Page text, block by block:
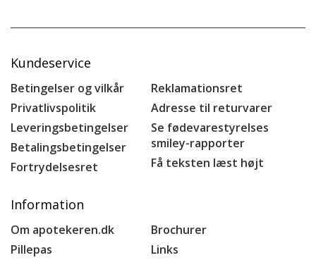
Kundeservice
Betingelser og vilkår
Privatlivspolitik
Leveringsbetingelser
Betalingsbetingelser
Fortrydelsesret
Reklamationsret
Adresse til returvarer
Se fødevarestyrelses
smiley-rapporter
Få teksten læst højt
Information
Om apotekeren.dk
Pillepas
Brochurer
Links